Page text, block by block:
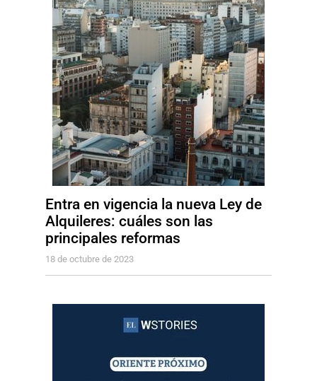
Entra en vigencia la nueva Ley de
Alquileres: cuáles son las
principales reformas
18 de octubre de 2023